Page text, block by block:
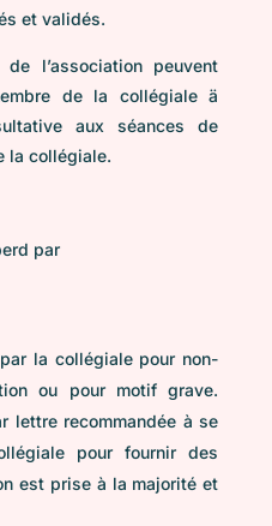
et validés.
l’association peuvent
de la collégiale ä
aux séances de
la collégiale.
par
la collégiale pour non-
ou pour motif grave.
lettre recommandée à se
pour fournir des
est prise à la majorité et